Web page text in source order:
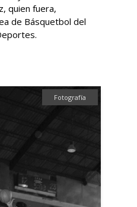
quien fuera,
de Básquetbol del
Fotografía